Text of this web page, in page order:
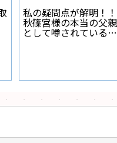
私の疑問点が解明！！
秋篠宮様の本当の父親
として噂されている人